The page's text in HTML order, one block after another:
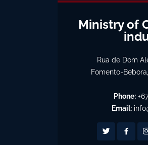
Ministry of
Rua de Dom
Fomento-
Phone:
Email: